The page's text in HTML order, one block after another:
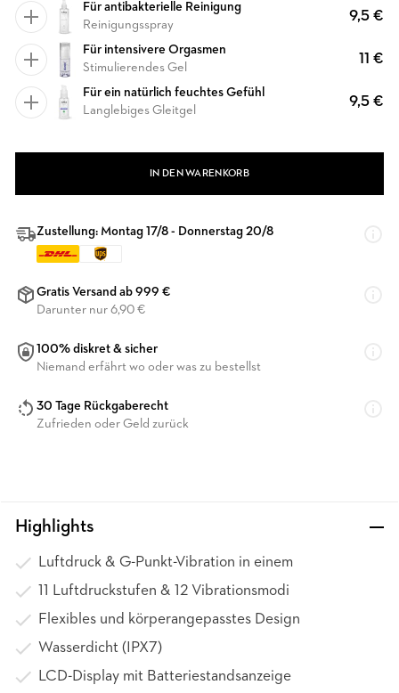
Für antibakterielle Reinigung
Reinigungsspray
9,5 €
Für intensivere Orgasmen
Stimulierendes Gel
11 €
Für ein natürlich feuchtes Gefühl
Langlebiges Gleitgel
9,5 €
IN DEN WARENKORB
Zustellung: Montag 17/8 - Donnerstag 20/8
Gratis Versand ab 999 €
Darunter nur 6,90 €
100% diskret & sicher
Niemand erfährt wo oder was zu bestellst
30 Tage Rückgaberecht
Zufrieden oder Geld zurück
Highlights
Luftdruck & G-Punkt-Vibration in einem
11 Luftdruckstufen & 12 Vibrationsmodi
Flexibles und körperangepasstes Design
Wasserdicht (IPX7)
LCD-Display mit Batteriestandsanzeige